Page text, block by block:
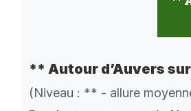
** Autour d’Auvers sur
(Niveau : ** - allure